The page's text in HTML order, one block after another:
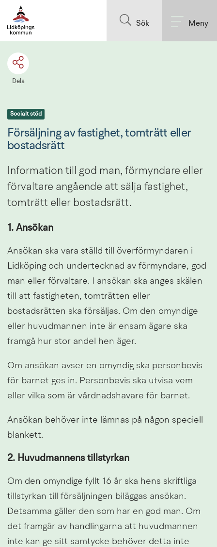
Sök Meny
Dela
Socialt stöd
Försäljning av fastighet, tomträtt eller
bostadsrätt
Information till god man, förmyndare eller
förvaltare angående att sälja fastighet,
tomträtt eller bostadsrätt.
1. Ansökan
Ansökan ska vara ställd till överförmyndaren i
Lidköping och undertecknad av förmyndare, god
man eller förvaltare. I ansökan ska anges skälen
till att fastigheten, tomträtten eller
bostadsrätten ska försäljas. Om den omyndige
eller huvudmannen inte är ensam ägare ska
framgå hur stor andel hen äger.
Om ansökan avser en omyndig ska personbevis
för barnet ges in. Personbevis ska utvisa vem
eller vilka som är vårdnadshavare för barnet.
Ansökan behöver inte lämnas på någon speciell
blankett.
2. Huvudmannens tillstyrkan
Om den omyndige fyllt 16 år ska hens skriftliga
tillstyrkan till försäljningen biläggas ansökan.
Detsamma gäller den som har en god man. Om
det framgår av handlingarna att huvudmannen
inte kan ge sitt samtycke behöver detta inte